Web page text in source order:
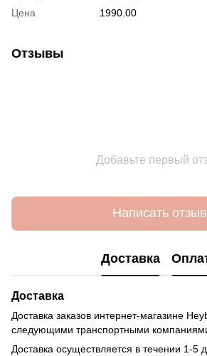
Цена
1990.00
Отзывы
Добавьте первый
Написать отзыв
Доставка
Доставка
Доставка заказов интернет-магазине
следующими транспортными
Доставка осуществляется в течении 1-5